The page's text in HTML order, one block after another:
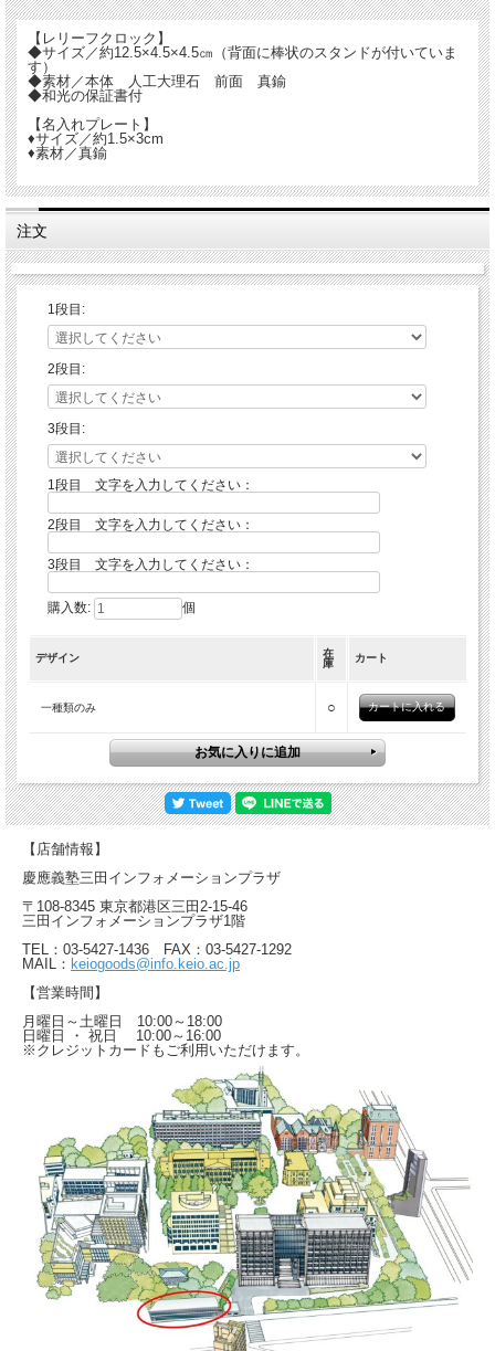
〇「名入れ無しバージョン」ご希望の方はこちらのページからお申込ください。
※※※下記注意事項をご一読の上、ご注文ください※※※
●お手元にお届けするまで、入金確認日から起算して3～4週間程度のお時間を頂戴
しております。
●名入れ商品につき、返品はお断りさせていただいております。
●他の商品と同梱発送は出来ません。
●配送日の指定はお受けできません。
●右上の「名入れ」テキスト枠に、名入れする文字（漢字・ひらがな・カタカナ・
ローマ字：大文字/小文字、数字（例）イニシャル、名前、年月日など)をご入力く
ださい。
【レリーフクロック】
◆サイズ／約12.5×4.5×4.5㎝（背面に棒状のスタンドが付いていま
す）
◆素材／本体 人工大理石 前面 真鍮
◆和光の保証書付
【名入れプレート】
♦サイズ／約1.5×3cm
♦素材／真鍮
注文
1段目:
2段目:
3段目:
1段目 文字を入力してください：
2段目 文字を入力してください：
3段目 文字を入力してください：
購入数: 個
デザイン
在
庫
カート
一種類のみ ○
【店舗情報】
慶應義塾三田インフォメーションプラザ
〒108-8345 東京都港区三田2-15-46
三田インフォメーションプラザ1階
TEL：03-5427-1436 FAX：03-5427-1292
MAIL： keiogoods@info.keio.ac.jp
【営業時間】
月曜日～土曜日 10:00～18:00
日曜日 ・ 祝日 10:00～16:00
※クレジットカードもご利用いただけます。